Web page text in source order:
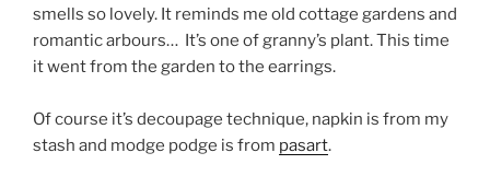
smells so lovely. It reminds me old cottage gardens and
romantic arbours… It’s one of granny’s plant. This time
it went from the garden to the earrings.
Of course it’s decoupage technique, napkin is from my
stash and modge podge is from pasart.